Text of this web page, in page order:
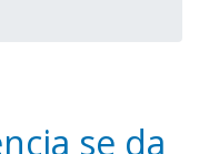
se da